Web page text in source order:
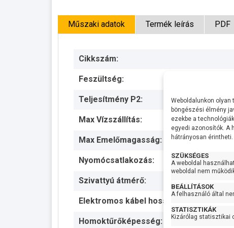
Műszaki adatok Termék leírás PDF
Cikkszám:
Feszültség:
Teljesítmény P2:
Max Vízszállítás:
Max Emelőmagasság:
Nyomócsatlakozás:
Szivattyú átmérő:
Elektromos kábel hossza:
Homoktűrőképesség:
Weboldalunkon
böngészési élmény
ezekbe a
egyedi azonosítók. A
hátrányosan érintheti.
SZÜKSÉGES
A weboldal
weboldal nem
BEÁLLÍTÁSOK
A felhasználó által
STATISZTIKÁK
Kizárólag statisztikai